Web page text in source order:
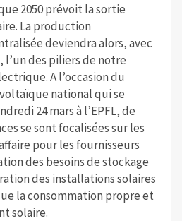
2050 prévoit la sortie
La production
deviendra alors, avec
l’un des piliers de notre
A l’occasion du
national qui se
24 mars à l’EPFL, de
se sont focalisées sur les
pour les fournisseurs
des besoins de stockage
des installations solaires
la consommation propre et
solaire.